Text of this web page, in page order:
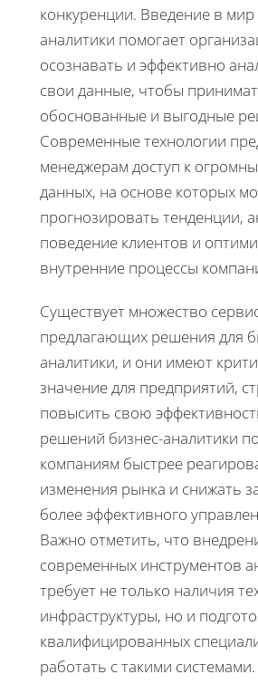
конкуренции. Введение в мир
аналитики помогает
осознавать и эффективно
свои данные, чтобы
обоснованные и выгодные
Современные технологии
менеджерам доступ к
данных, на основе которых
прогнозировать тенденции,
поведение клиентов и
внутренние процессы
Существует множество
предлагающих решения для
аналитики, и они имеют
значение для предприятий,
повысить свою
решений бизнес-аналитики
компаниям быстрее
изменения рынка и снижать
более эффективного
Важно отметить, что
современных инструментов
требует не только наличия
инфраструктуры, но и
квалифицированных
работать с такими системами.